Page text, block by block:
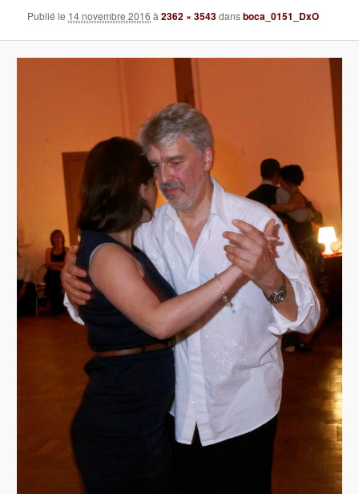
Publié le 14 novembre 2016 à2362 × 3543dansboca_0151_DxO